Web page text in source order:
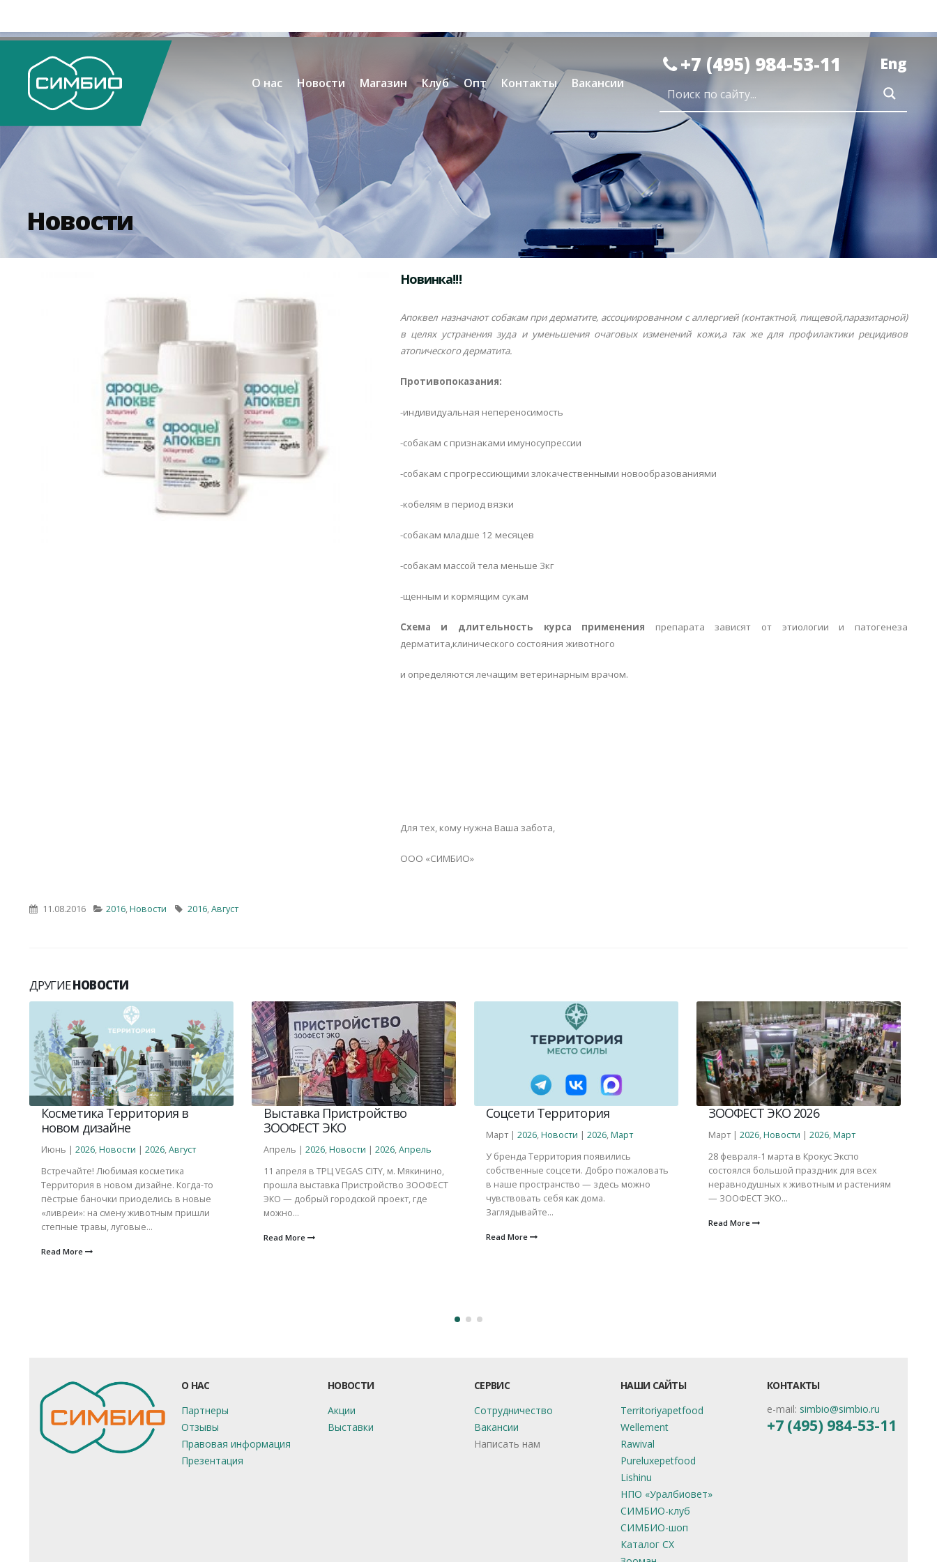
О нас Новости Магазин Клуб Опт Контакты Вакансии
+7 (495) 984-53-11 Eng
Новости
Новинка!!!
Апоквел назначают собакам при дерматите, ассоциированном с аллергией (контактной, пищевой,паразитарной)
в целях устранения зуда и уменьшения очаговых изменений кожи,а так же для профилактики рецидивов
атопического дерматита.
Противопоказания:
-индивидуальная непереносимость
-собакам с признаками имуносупрессии
-собакам с прогрессиющими злокачественными новообразованиями
-кобелям в период вязки
-собакам младше 12 месяцев
-собакам массой тела меньше 3кг
-щенным и кормящим сукам
Схема и длительность курса применения препарата зависят от этиологии и патогенеза
дерматита,клинического состояния животного
и определяются лечащим ветеринарным врачом.
Для тех, кому нужна Ваша забота,
ООО «СИМБИО»
11.08.2016 2016,Новости 2016,Август
ДРУГИЕНОВОСТИ
Косметика Территория в
новом дизайне
Июнь | 2026,Новости | 2026,Август
Встречайте! Любимая косметика
Территория в новом дизайне. Когда-то
пёстрые баночки приоделись в новые
«ливреи»: на смену животным пришли
степные травы, луговые...
Read More
Выставка Пристройство
ЗООФЕСТ ЭКО
Апрель | 2026,Новости | 2026,Апрель
11 апреля в ТРЦ VEGAS CITY, м. Мякинино,
прошла выставка Пристройство ЗООФЕСТ
ЭКО — добрый городской проект, где
можно...
Read More
Соцсети Территория
Март | 2026,Новости | 2026,Март
У бренда Территория появились
собственные соцсети. Добро пожаловать
в наше пространство — здесь можно
чувствовать себя как дома.
Заглядывайте...
Read More
ЗООФЕСТ ЭКО 2026
Март | 2026,Новости | 2026,Март
28 февраля-1 марта в Крокус Экспо
состоялся большой праздник для всех
неравнодушных к животным и растениям
— ЗООФЕСТ ЭКО...
Read More
О НАС
Партнеры
Отзывы
Правовая информация
Презентация
НОВОСТИ
Акции
Выставки
СЕРВИС
Сотрудничество
Вакансии
Написать нам
НАШИ САЙТЫ
Territoriyapetfood
Wellement
Rawival
Pureluxepetfood
Lishinu
НПО «Уралбиовет»
СИМБИО-клуб
СИМБИО-шоп
Каталог СХ
КОНТАКТЫ
e-mail: simbio@simbio.ru
+7 (495) 984-53-11